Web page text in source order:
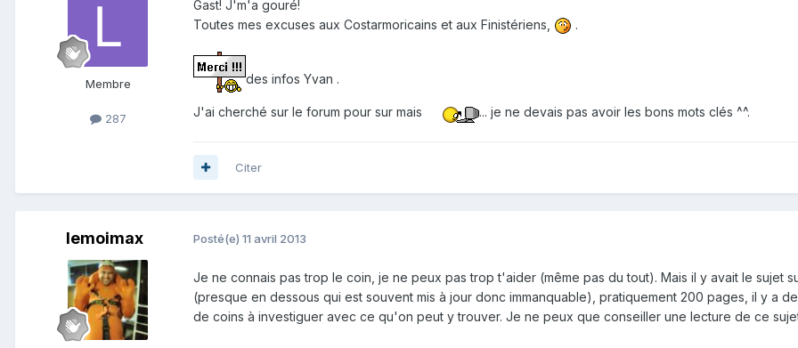
Membre
287
Gast! J'm'a gouré!
Toutes mes excuses aux Costarmoricains et aux Finistériens,
.
des infos Yvan .
J'ai cherché sur le forum pour sur mais ... je ne devais pas avoir les bons mots clés ^^.
Citer
lemoimax Posté(e) 11 avril 2013
Je ne connais pas trop le coin, je ne peux pas trop t'aider (même pas du tout). Mais il y avait le sujet
(presque en dessous qui est souvent mis à jour donc immanquable), pratiquement 200 pages, il y a
de coins à investiguer avec ce qu'on peut y trouver. Je ne peux que conseiller une lecture de ce